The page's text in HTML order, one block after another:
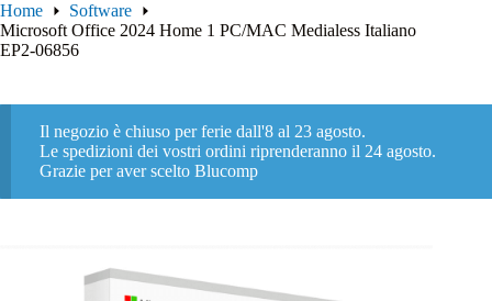
Home
Software
Microsoft Office 2024 Home 1 PC/MAC Medialess Italiano
EP2-06856
Il negozio è chiuso per ferie dall'8 al 23 agosto.
Le spedizioni dei vostri ordini riprenderanno il 24 agosto.
Grazie per aver scelto Blucomp